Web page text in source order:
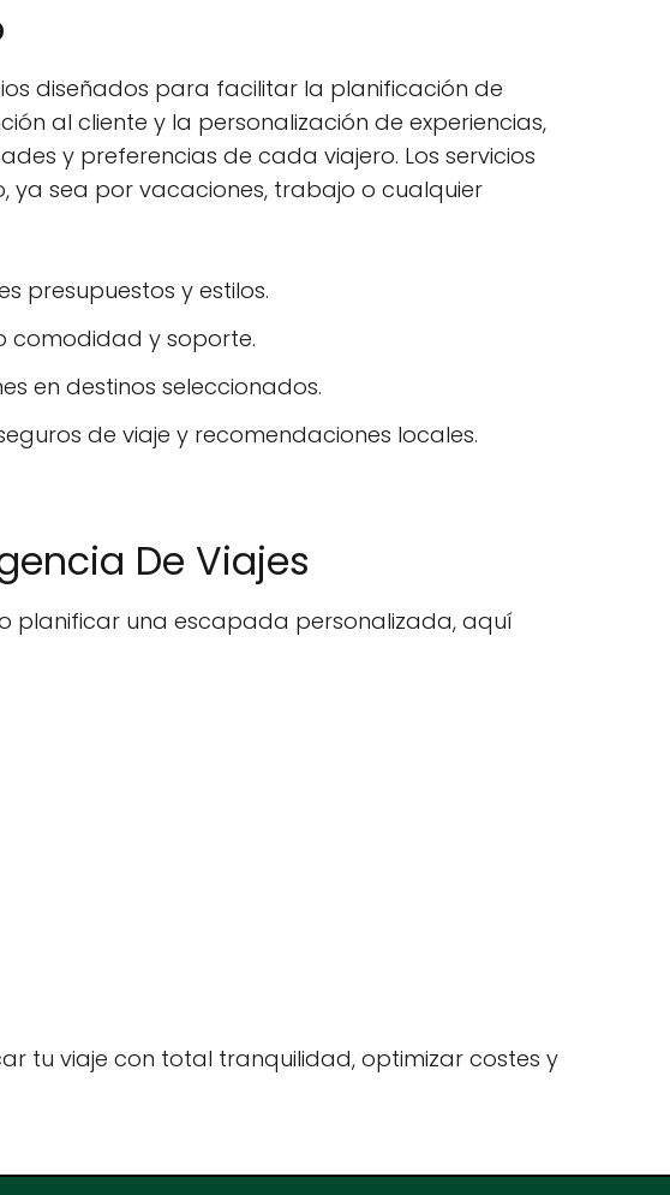
diseñados para facilitar la planificación de
al cliente y la personalización de experiencias,
y preferencias de cada viajero. Los servicios
ya sea por vacaciones, trabajo o cualquier
presupuestos y estilos.
comodidad y soporte.
en destinos seleccionados.
de viaje y recomendaciones locales.
De Viajes
planificar una escapada personalizada, aquí
tu viaje con total tranquilidad, optimizar costes y